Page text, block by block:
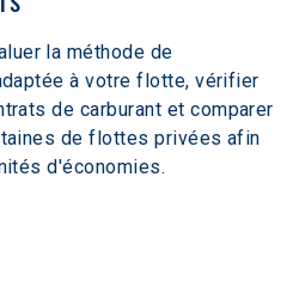
la méthode de
à votre flotte, vérifier
de carburant et comparer
de flottes privées afin
d'économies.